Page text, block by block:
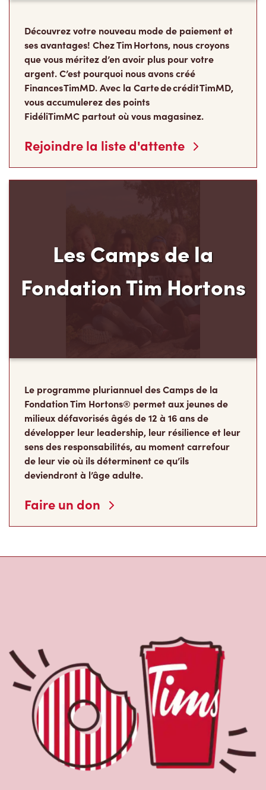
Découvrez votre nouveau mode de paiement et
ses avantages! Chez Tim Hortons, nous croyons
que vous méritez d’en avoir plus pour votre
argent. C’est pourquoi nous avons créé
Finances TimMD. Avec la Carte de crédit TimMD,
vous accumulerez des points
FidéliTimMC partout où vous magasinez.
Rejoindre la liste d'attente
Les Camps de la
Fondation Tim Hortons
Le programme pluriannuel des Camps de la
Fondation Tim Hortons® permet aux jeunes de
milieux défavorisés âgés de 12 à 16 ans de
développer leur leadership, leur résilience et leur
sens des responsabilités, au moment carrefour
de leur vie où ils déterminent ce qu’ils
deviendront à l’âge adulte.
Faire un don